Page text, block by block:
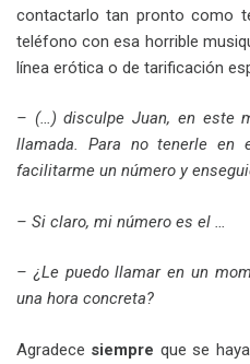
contactarlo tan pronto como
teléfono con esa horrible
línea erótica o de tarificación
– (…) disculpe Juan, en este
llamada. Para no tenerle en
facilitarme un número y
– Si claro, mi número es el …
– ¿Le puedo llamar en un
una hora concreta?
Agradece siempre que se